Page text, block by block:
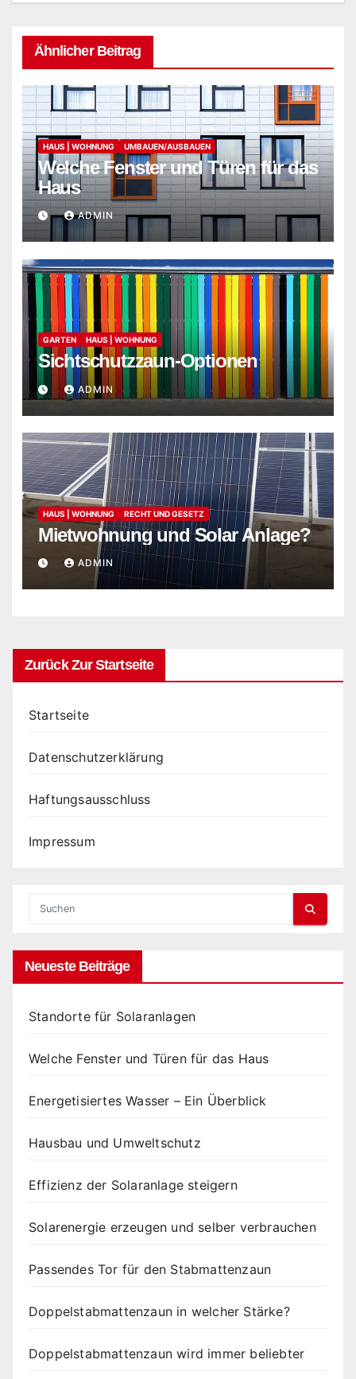
Ähnlicher Beitrag
HAUS | WOHNUNG UMBAUEN/AUSBAUEN
Welche Fenster und Türen für das
Haus
ADMIN
GARTEN HAUS | WOHNUNG
Sichtschutzzaun-Optionen
ADMIN
HAUS | WOHNUNG RECHT UND GESETZ
Mietwohnung und Solar Anlage?
ADMIN
Zurück Zur Startseite
Startseite
Datenschutzerklärung
Haftungsausschluss
Impressum
Neueste Beiträge
Standorte für Solaranlagen
Welche Fenster und Türen für das Haus
Energetisiertes Wasser – Ein Überblick
Hausbau und Umweltschutz
Effizienz der Solaranlage steigern
Solarenergie erzeugen und selber verbrauchen
Passendes Tor für den Stabmattenzaun
Doppelstabmattenzaun in welcher Stärke?
Doppelstabmattenzaun wird immer beliebter